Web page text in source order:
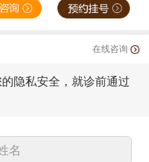
在线咨询
隐私安全，就诊前通过